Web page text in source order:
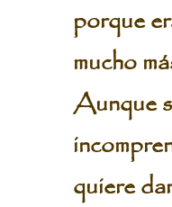
porque
mucho
Aunque
quiere